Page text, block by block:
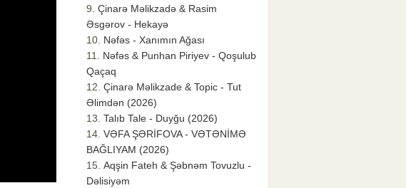
Çinarə Məlikzadə & Rasim
Əsgərov - Hekayə
Nəfəs - Xanımın Ağası
Nəfəs & Punhan Piriyev - Qoşulub
Qaçaq
Çinarə Məlikzade & Topic - Tut
Əlimdən (2026)
Talıb Tale - Duyğu (2026)
VƏFA ŞƏRİFOVA - VƏTƏNİMƏ
BAĞLIYAM (2026)
Aqşin Fateh & Şəbnəm Tovuzlu -
Dəlisiyəm